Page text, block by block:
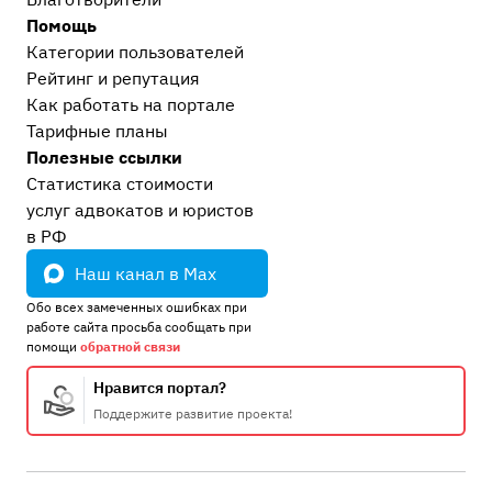
Должностные преступления (коррупция)
Моральный вред, авторское право, реабилитация
Реабилитация жертв незаконного уголовного
преследования
Моральный вред и деловая репутация
Авторское право и интеллектуальная
собственность 1
Административные дела
Прочие административные дела
ГИБДД, ПДД, ДТП 3
Процессуальные вопросы и документы
Уголовный процесс
Гражданский и арбитражный процесс
Административный процесс 1
Помощь
Категории пользователей
Рейтинг и репутация
Как работать на портале
Тарифные планы
Полезные ссылки
Статистика стоимости
услуг адвокатов и юристов
в РФ
Наш канал в Max
Обо всех замеченных ошибках при
работе сайта просьба сообщать при
помощи обратной связи
Нравится портал?
Поддержите развитие проекта!